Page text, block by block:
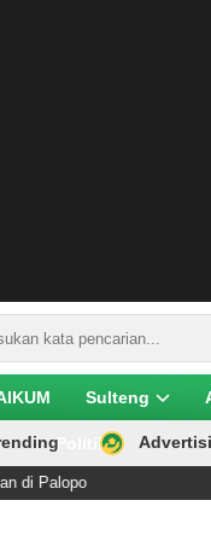
Sulteng
Politik
Korban